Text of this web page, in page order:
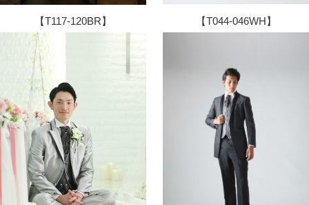
【T117-120BR】 【T044-046WH】